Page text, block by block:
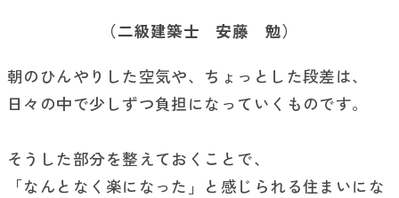
（二級建築士 安藤 勉）
朝のひんやりした空気や、ちょっとした段差は、
日々の中で少しずつ負担になっていくものです。
そうした部分を整えておくことで、
「なんとなく楽になった」と感じられる住まいにな